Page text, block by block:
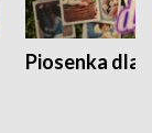
Piosenka dla